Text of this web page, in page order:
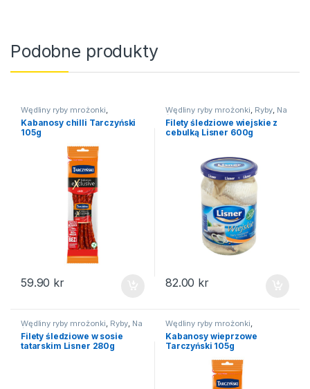
Podobne produkty
Wędliny ryby mrożonki,
Kabanosy
Kabanosy chilli Tarczyński
105g
59.90 kr
Wędliny ryby mrożonki, Ryby, Na
święta
Filety śledziowe wiejskie z
cebulką Lisner 600g
82.00 kr
Wędliny ryby mrożonki, Ryby, Na
święta
Filety śledziowe w sosie
tatarskim Lisner 280g
Wędliny ryby mrożonki,
Kabanosy
Kabanosy wieprzowe
Tarczyński 105g